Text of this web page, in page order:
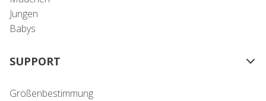
Jungen
Babys
SUPPORT
Größenbestimmung